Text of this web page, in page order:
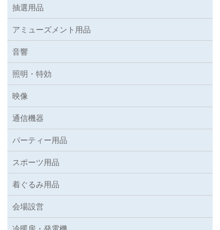
抽選用品
アミューズメント用品
音響
照明・特効
映像
通信機器
パーティー用品
スポーツ用品
着ぐるみ用品
会場設営